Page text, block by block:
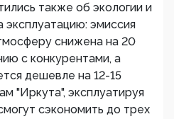
также об экологии и
эмиссия
снижена на 20
с конкурентами, а
дешевле на 12-15
"Иркута", эксплуатируя
сэкономить до трех